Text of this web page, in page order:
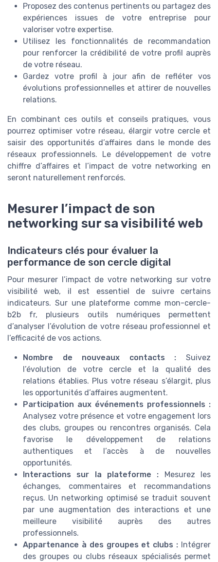
Proposez des contenus pertinents ou partagez des
expériences issues de votre entreprise pour
valoriser votre expertise.
Utilisez les fonctionnalités de recommandation
pour renforcer la crédibilité de votre profil auprès
de votre réseau.
Gardez votre profil à jour afin de refléter vos
évolutions professionnelles et attirer de nouvelles
relations.
En combinant ces outils et conseils pratiques, vous
pourrez optimiser votre réseau, élargir votre cercle et
saisir des opportunités d’affaires dans le monde des
réseaux professionnels. Le développement de votre
chiffre d’affaires et l’impact de votre networking en
seront naturellement renforcés.
Mesurer l’impact de son
networking sur sa visibilité web
Indicateurs clés pour évaluer la
performance de son cercle digital
Pour mesurer l’impact de votre networking sur votre
visibilité web, il est essentiel de suivre certains
indicateurs. Sur une plateforme comme mon-cercle-
b2b fr, plusieurs outils numériques permettent
d’analyser l’évolution de votre réseau professionnel et
l’efficacité de vos actions.
Nombre de nouveaux contacts : Suivez
l’évolution de votre cercle et la qualité des
relations établies. Plus votre réseau s’élargit, plus
les opportunités d’affaires augmentent.
Participation aux événements professionnels :
Analysez votre présence et votre engagement lors
des clubs, groupes ou rencontres organisés. Cela
favorise le développement de relations
authentiques et l’accès à de nouvelles
opportunités.
Interactions sur la plateforme : Mesurez les
échanges, commentaires et recommandations
reçus. Un networking optimisé se traduit souvent
par une augmentation des interactions et une
meilleure visibilité auprès des autres
professionnels.
Appartenance à des groupes et clubs : Intégrer
des groupes ou clubs réseaux spécialisés permet